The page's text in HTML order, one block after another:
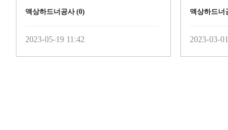
액상하드너공사 (0)
2023-05-19 11:42
액상하드너
2023-03-